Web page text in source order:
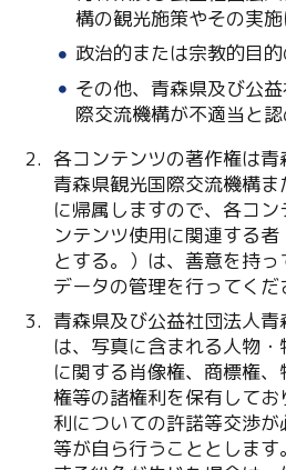
構の観光施策やその実
政治的または宗教的目
その他、青森県及び公
際交流機構が不適当と
各コンテンツの著作権は
青森県観光国際交流機構
に帰属しますので、各コ
ンテンツ使用に関連する者
とする。）は、善意を持っ
データの管理を行ってくだ
青森県及び公益社団法人
は、写真に含まれる人物
に関する肖像権、商標権
権等の諸権利を保有して
利についての許諾等交渉
等が自ら行うこととしま
Twitter
Facebook
Line
Copy URL